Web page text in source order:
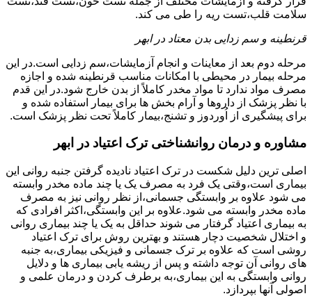
سلامت قلب،تست ریه را طی می کند.
قرنطینه و سم زدایی بدن معتاد در ابهر
مرحله دوم بعد از معاینات و انجام آزمایشات،سم زدایی است.در این
مرحله بیمار در محیطی با امکانات مناسب قرنطینه شده و اجازه
مصرف مواد ندارد تا مواد مخدر کاملاً از بدن خارج شود.در این قدم
با نظر پزشک از داروها و آرام بخش ها برای بیمار استفاده شده و
برای پیشگیری از اُوردوز و تشنج،بیمار کاملاً تحت نظر پزشک است.
مشاوره و درمان روانشناختی ترک اعتیاد در ابهر
اصلی ترین دلیل شکست در ترک اعتیاد نادیده گرفتن جنبه روانی این
بیماری است،وقتی یک فرد به مصرف یک یا چند ماده مخدر وابسته
می شود علاوه بر وابستگی جسمانی،از نظر روانی نیز به مصرف
ماده مخدر وابسته می شود.علاوه بر این وابستگی،اکثر افرادی که
به بیماری اعتیاد گرفتار می شوند حداقل به یک یا چند بیماری روانی
و اختلال شخصیت دچار هستند و بهترین روش برای ترک اعتیاد
روشی است که علاوه بر ترک جسمانی و فیزیکی بیماری،به جنبه
های روانی آن توجه داشته و پس از ریشه یابی بیماری ها و دلایل
روانی وابستگی به این بیماری،به برطرف کردن و درمان علمی و
اصولی آنها بپردازد.